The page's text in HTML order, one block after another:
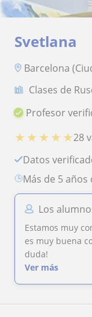
Svetlana
Barcelona
Clases de
Profesor
★ ★ ★ ★ ★28
Datos
más de 5
Los
Estamos muy
es muy buena
duda!
Ver más